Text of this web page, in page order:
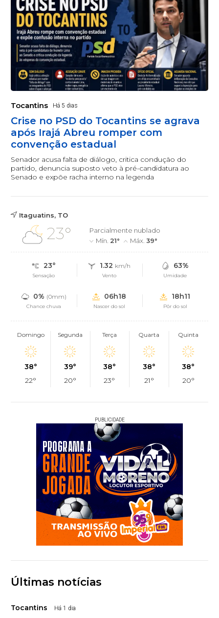
Tocantins Há 5 dias
Crise no PSD do Tocantins se agrava
após Irajá Abreu romper com
convenção estadual
Senador acusa falta de diálogo, critica condução do
partido, denuncia suposto veto à pré-candidatura ao
Senado e expõe racha interno na legenda
Itaguatins, TO
23°
Parcialmente nublado
Mín. 21° Máx.39°
23°
Sensação
1.32 km/h
Vento
63%
Umidade
0% (0mm)
Chance chuva
06h18
Nascer do sol
18h11
Pôr do sol
Domingo
38°
22°
Segunda
39°
20°
Terça
38°
23°
Quarta
38°
21°
Quinta
38°
20°
PUBLICIDADE
Últimas notícias
Tocantins Há 1 dia